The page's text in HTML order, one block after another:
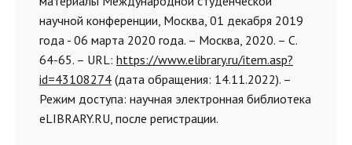
научной конференции, Москва, 01 декабря 2019
года - 06 марта 2020 года. – Москва, 2020. – С.
64-65. – URL: https://www.elibrary.ru/item.asp?
id=43108274 (дата обращения: 14.11.2022). –
Режим доступа: научная электронная библиотека
eLIBRARY.RU, после регистрации.